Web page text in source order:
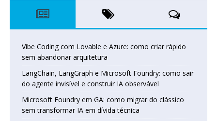
Vibe Coding com Lovable e Azure: como criar rápido
sem abandonar arquitetura
LangChain, LangGraph e Microsoft Foundry: como sair
do agente invisível e construir IA observável
Microsoft Foundry em GA: como migrar do clássico
sem transformar IA em dívida técnica